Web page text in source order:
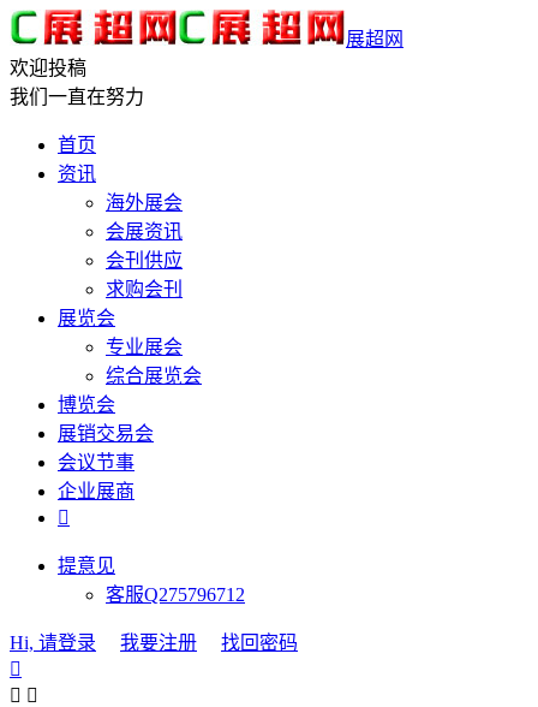
展超网
欢迎投稿
我们一直在努力
首页
资讯
海外展会
会展资讯
会刊供应
求购会刊
展览会
专业展会
综合展览会
博览会
展销交易会
会议节事
企业展商

提意见
客服Q275796712
Hi, 请登录 我要注册
找回密码

 